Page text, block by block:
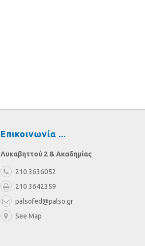
Επικοινωνία
Λυκαβηττού 2 & Ακαδημίας
210 3636052
210 3642359
palsofed@palso.gr
See Map